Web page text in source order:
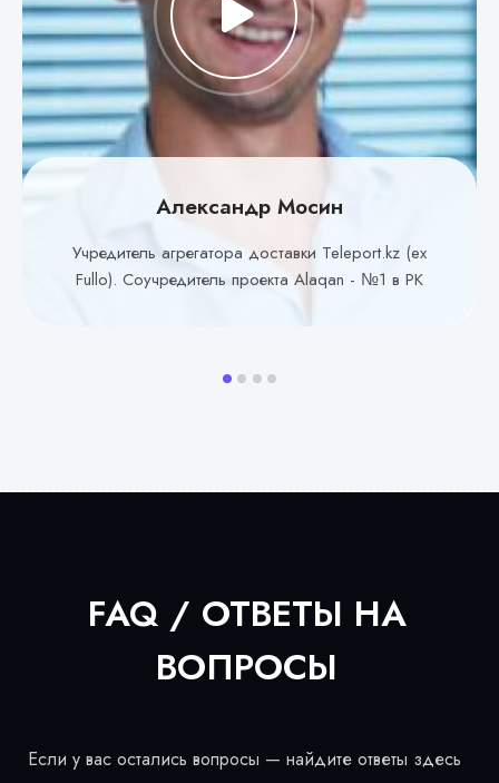
Александр Мосин
Учредитель агрегатора доставки Teleport.kz (ex
Fullo). Соучредитель проекта Alaqan - №1 в РК
FAQ / ОТВЕТЫ НА
ВОПРОСЫ
Если у вас остались вопросы — найдите ответы здесь